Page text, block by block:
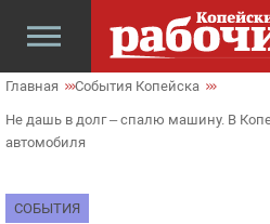
Главная События Копейска
Не дашь в долг – спалю машину. В
автомобиля
СОБЫТИЯ